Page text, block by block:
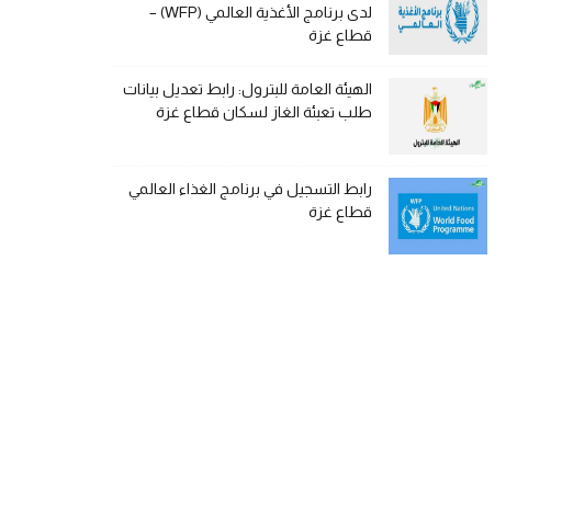
لدى برنامج الأغذية العالمي (WFP) –
قطاع غزة
الهيئة العامة للبترول: رابط تعديل بيانات
طلب تعبئة الغاز لسكان قطاع غزة
رابط التسجيل في برنامج الغذاء العالمي
قطاع غزة